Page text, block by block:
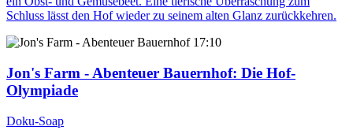
Schluss lässt den Hof wieder zu seinem alten Glanz zurückkehren.
17:10
Jon's Farm - Abenteuer Bauernhof: Die Hof-
Olympiade
Doku-Soap